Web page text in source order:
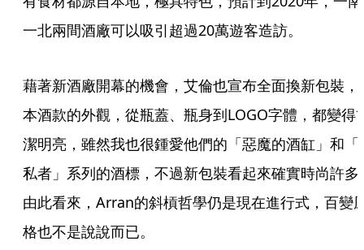
一北兩間酒廠可以吸引超過20萬遊客造訪。
藉著新酒廠開幕的機會，艾倫也宣布全面換新包裝，
本酒款的外觀，從瓶蓋、瓶身到LOGO字體，都變得
潔明亮，雖然我也很鍾愛他們的「惡魔的酒缸」和「
私者」系列的酒標，不過新包裝看起來確實時尚許多
由此看來，Arran的斜槓哲學仍是現在進行式，百變
格也不是說說而已。